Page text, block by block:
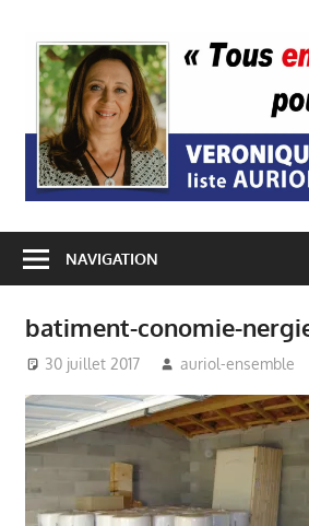
contenu
NAVIGATION
batiment-conomie-
30 juillet 2017 auriol-ensemble